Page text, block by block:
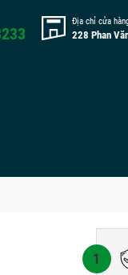
Địa chỉ cửa
228 Phan
1